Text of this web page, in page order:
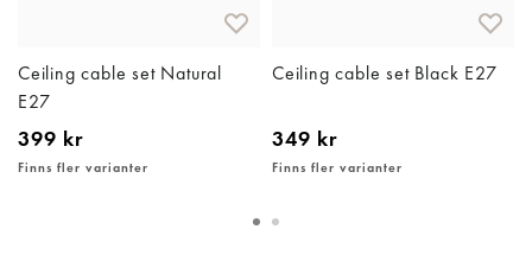
Ceiling cable set Natural
E27
399 kr
Finns fler varianter
Ceiling cable set Black E27
349 kr
Finns fler varianter